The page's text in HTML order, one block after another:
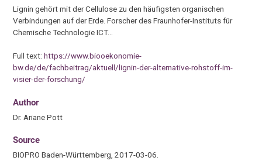
Lignin gehört mit der Cellulose zu den häufigsten organischen
Verbindungen auf der Erde. Forscher des Fraunhofer-Instituts für
Chemische Technologie ICT…
Full text:https://www.biooekonomie-
bw.de/de/fachbeitrag/aktuell/lignin-der-alternative-rohstoff-im-
visier-der-forschung/
Author
Dr. Ariane Pott
Source
BIOPRO Baden-Württemberg, 2017-03-06.